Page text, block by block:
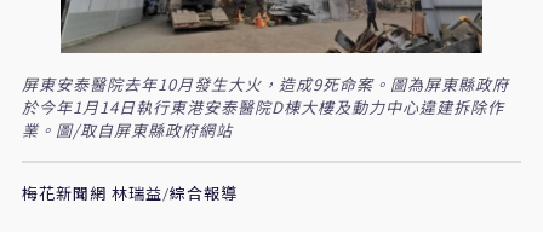
屏東安泰醫院去年10月發生大火，造成9死命案。圖為屏東縣政府
於今年1月14日執行東港安泰醫院D棟大樓及動力中心違建拆除作
業。圖/取自屏東縣政府網站
梅花新聞網 林瑞益/綜合報導